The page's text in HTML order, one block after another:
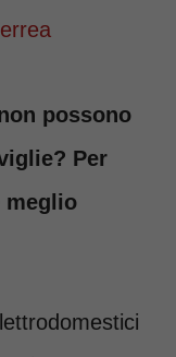
possono
Per
meglio